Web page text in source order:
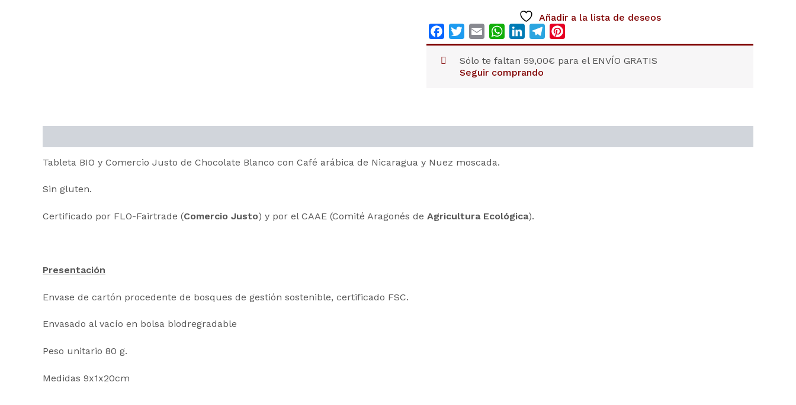
MOSCADA
cantidad
Añadir a la lista de deseos
FacebookTwitterEmail WhatsApp
LinkedInTelegram
Sólo te faltan 59,00€ para el ENVÍO GRATIS
Seguir comprando
Tableta BIO y Comercio Justo de Chocolate Blanco con Café arábica de Nicaragua y Nuez moscada.
Sin gluten.
Certificado por FLO-Fairtrade (Comercio Justo) y por el CAAE (Comité Aragonés de Agricultura Ecológica).
Presentación
Envase de cartón procedente de bosques de gestión sostenible, certificado FSC.
Envasado al vacío en bolsa biodregradable
Peso unitario 80 g.
Medidas 9x1x20cm